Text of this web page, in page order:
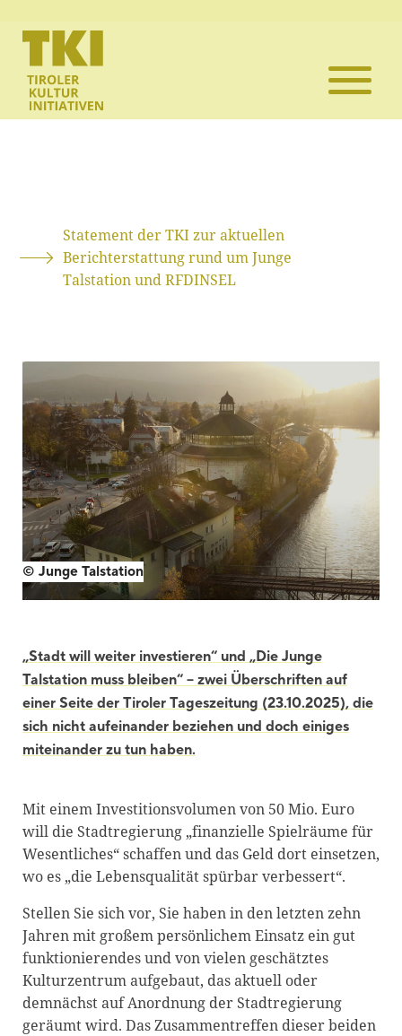
Statement der TKI zur aktuellen
Berichterstattung rund um Junge
Talstation und RFDINSEL
© Junge Talstation
„Stadt will weiter investieren“ und „Die Junge
Talstation muss bleiben“ – zwei Überschriften auf
einer Seite der Tiroler Tageszeitung (23.10.2025), die
sich nicht aufeinander beziehen und doch einiges
miteinander zu tun haben.
Mit einem Investitionsvolumen von 50 Mio. Euro
will die Stadtregierung „finanzielle Spielräume für
Wesentliches“ schaffen und das Geld dort einsetzen,
wo es „die Lebensqualität spürbar verbessert“.
Stellen Sie sich vor, Sie haben in den letzten zehn
Jahren mit großem persönlichem Einsatz ein gut
funktionierendes und von vielen geschätztes
Kulturzentrum aufgebaut, das aktuell oder
demnächst auf Anordnung der Stadtregierung
geräumt wird. Das Zusammentreffen dieser beiden
Die TKI
Mitglieder
Projekte
Kontakt
Blackboard
Bibliothek
Presse
Newsletter
Glossar
Downloads